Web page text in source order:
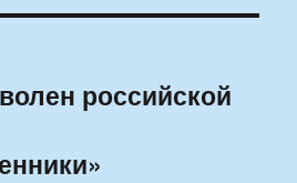
российской